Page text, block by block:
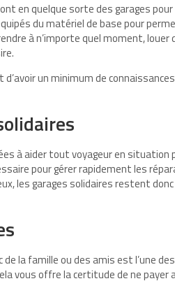
en quelque sorte des garages
du matériel de base pour
à n’importe quel moment,
un minimum de
à aider tout voyageur en situation
pour gérer rapidement les
les garages solidaires restent
de la famille ou des amis est l’une
vous offre la certitude de ne payer